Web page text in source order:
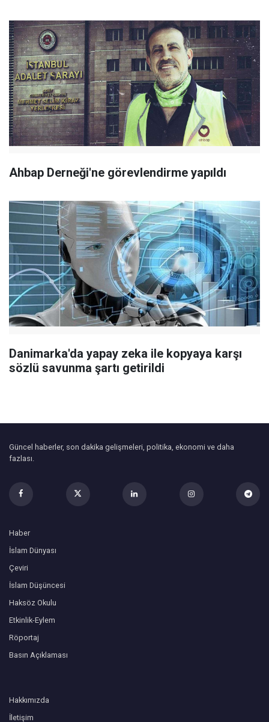
Ahbap Derneği'ne görevlendirme yapıldı
Danimarka'da yapay zeka ile kopyaya karşı
sözlü savunma şartı getirildi
Güncel haberler, son dakika gelişmeleri, politika, ekonomi ve daha
fazlası.
Haber
İslam Dünyası
Çeviri
İslam Düşüncesi
Haksöz Okulu
Etkinlik-Eylem
Röportaj
Basın Açıklaması
Hakkımızda
İletişim